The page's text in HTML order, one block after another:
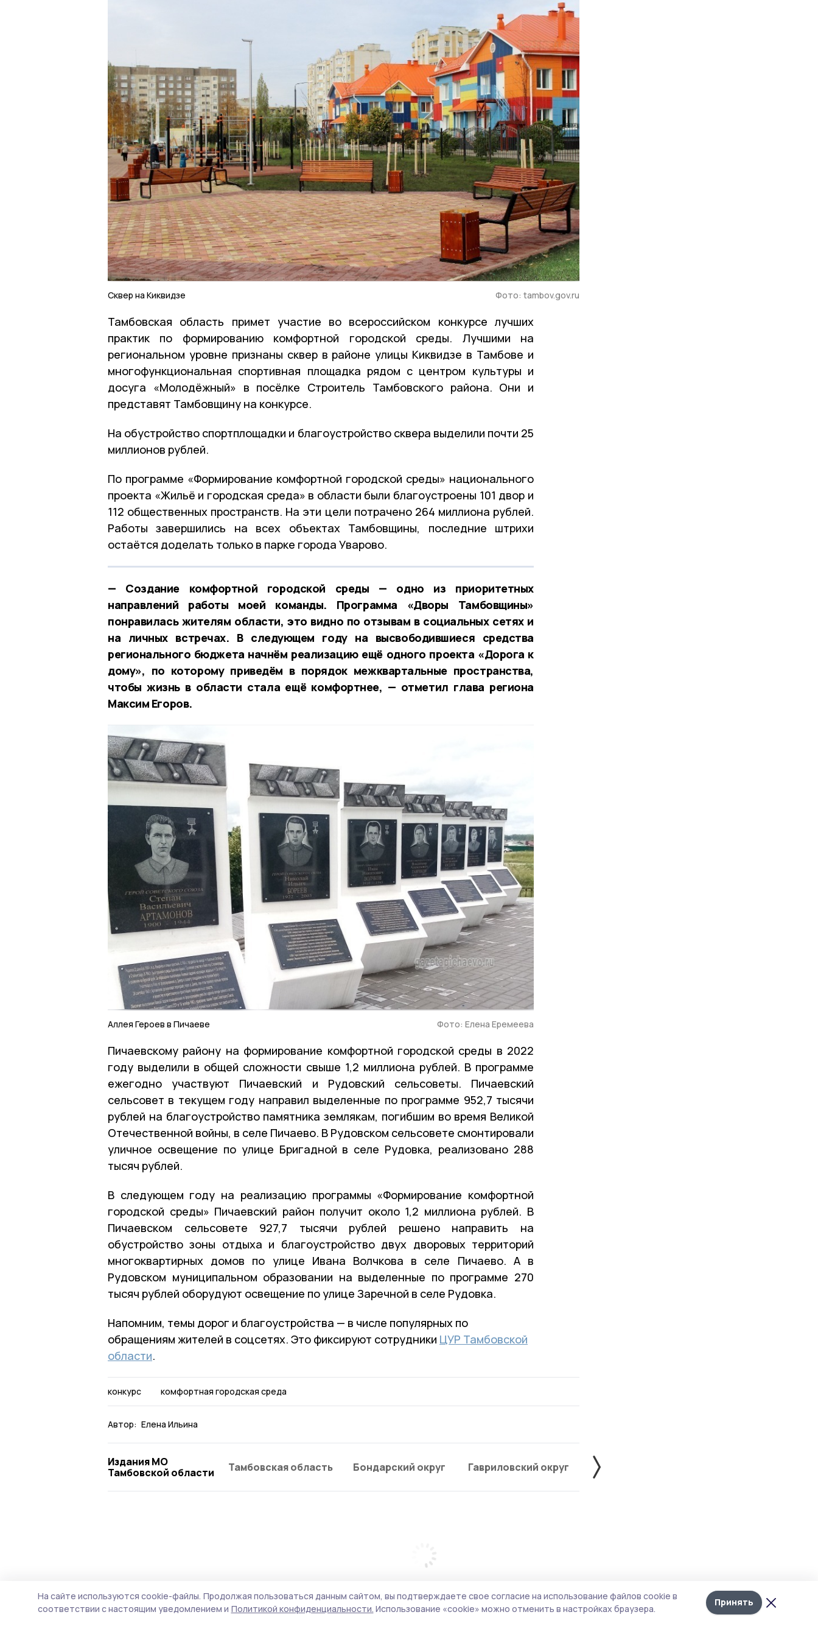
Лента
новостей
Сквер на Киквидзе Фото: tambov.gov.ru
Тамбовская область примет участие во всероссийском конкурсе лучших
практик по формированию комфортной городской среды. Лучшими на
региональном уровне признаны сквер в районе улицы Киквидзе в Тамбове и
многофункциональная спортивная площадка рядом с центром культуры и
досуга «Молодёжный» в посёлке Строитель Тамбовского района. Они и
представят Тамбовщину на конкурсе.
На обустройство спортплощадки и благоустройство сквера выделили почти 25
миллионов рублей.
По программе «Формирование комфортной городской среды» национального
проекта «Жильё и городская среда» в области были благоустроены 101 двор и
112 общественных пространств. На эти цели потрачено 264 миллиона рублей.
Работы завершились на всех объектах Тамбовщины, последние штрихи
остаётся доделать только в парке города Уварово.
— Создание комфортной городской среды — одно из приоритетных
направлений работы моей команды. Программа «Дворы Тамбовщины»
понравилась жителям области, это видно по отзывам в социальных сетях и
на личных встречах. В следующем году на высвободившиеся средства
регионального бюджета начнём реализацию ещё одного проекта «Дорога к
дому», по которому приведём в порядок межквартальные пространства,
чтобы жизнь в области стала ещё комфортнее, — отметил глава региона
Максим Егоров.
Аллея Героев в Пичаеве Фото: Елена Еремеева
Пичаевскому району на формирование комфортной городской среды в 2022
году выделили в общей сложности свыше 1,2 миллиона рублей. В программе
ежегодно участвуют Пичаевский и Рудовский сельсоветы. Пичаевский
сельсовет в текущем году направил выделенные по программе 952,7 тысячи
рублей на благоустройство памятника землякам, погибшим во время Великой
Отечественной войны, в селе Пичаево. В Рудовском сельсовете смонтировали
уличное освещение по улице Бригадной в селе Рудовка, реализовано 288
тысяч рублей.
В следующем году на реализацию программы «Формирование комфортной
городской среды» Пичаевский район получит около 1,2 миллиона рублей. В
Пичаевском сельсовете 927,7 тысячи рублей решено направить на
обустройство зоны отдыха и благоустройство двух дворовых территорий
многоквартирных домов по улице Ивана Волчкова в селе Пичаево. А в
Рудовском муниципальном образовании на выделенные по программе 270
тысяч рублей оборудуют освещение по улице Заречной в селе Рудовка.
Напомним, темы дорог и благоустройства — в числе популярных по
обращениям жителей в соцсетях. Это фиксируют сотрудники ЦУР Тамбовской
области.
конкурс комфортная городская среда
Автор: Елена Ильина
Издания МО
Тамбовской области
Тамбовская область Бондарский округ Гавриловский округ Жердевский округ
На сайте используются cookie-файлы. Продолжая пользоваться данным сайтом, вы подтверждаете свое согласие на использование файлов cookie в
соответствии с настоящим уведомлением и Политикой конфиденциальности. Использование «cookie» можно отменить в настройках браузера.
Принять